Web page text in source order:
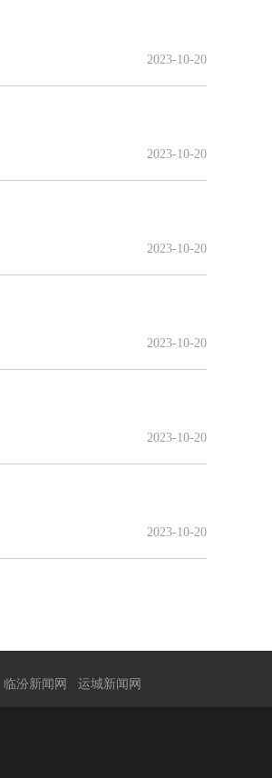
2023-10-20
2023-10-20
2023-10-20
2023-10-20
2023-10-20
2023-10-20
临汾新闻网 运城新闻网